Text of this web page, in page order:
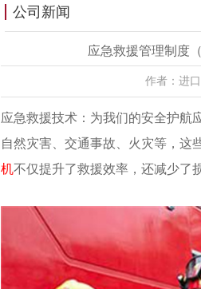
公司新闻
应急救援管理制度
作者：进
应急救援技术：为我们的安全护航
自然灾害、交通事故、火灾等，这
机不仅提升了救援效率，还减少了